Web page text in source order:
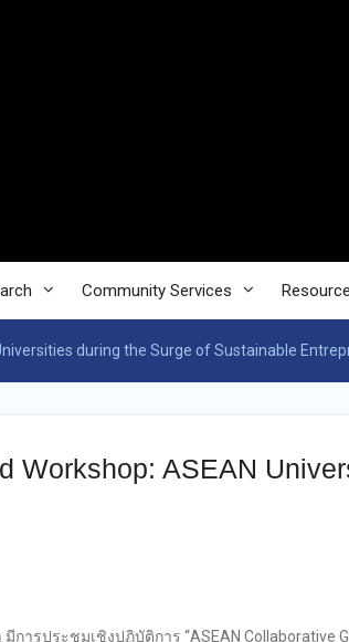
Community Services
during the Surge of Sustainable
Workshop: ASEAN
รประชุมเชิงปฏิบัติการ “ASEAN Collaborative